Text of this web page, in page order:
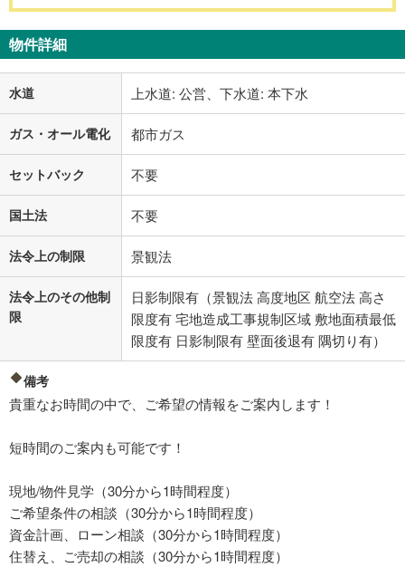
物件詳細
水道 上水道: 公営、下水道: 本下水
ガス・オール電化 都市ガス
セットバック 不要
国土法 不要
法令上の制限 景観法
法令上のその他制
限
日影制限有（景観法 高度地区 航空法 高さ
限度有 宅地造成工事規制区域 敷地面積最低
限度有 日影制限有 壁面後退有 隅切り有）
備考
貴重なお時間の中で、ご希望の情報をご案内します！
短時間のご案内も可能です！
現地/物件見学（30分から1時間程度）
ご希望条件の相談（30分から1時間程度）
資金計画、ローン相談（30分から1時間程度）
住替え、ご売却の相談（30分から1時間程度）